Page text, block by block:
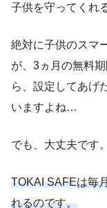
子供を守ってくれ
絶対に子供のスマ
が、3ヵ月の無料
ら、設定してあげ
いますよね…
でも、大丈夫です。
TOKAI SAFEは毎
れるのです。